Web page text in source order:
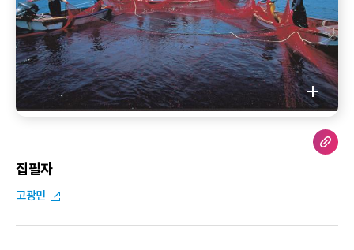
집필자
고광민